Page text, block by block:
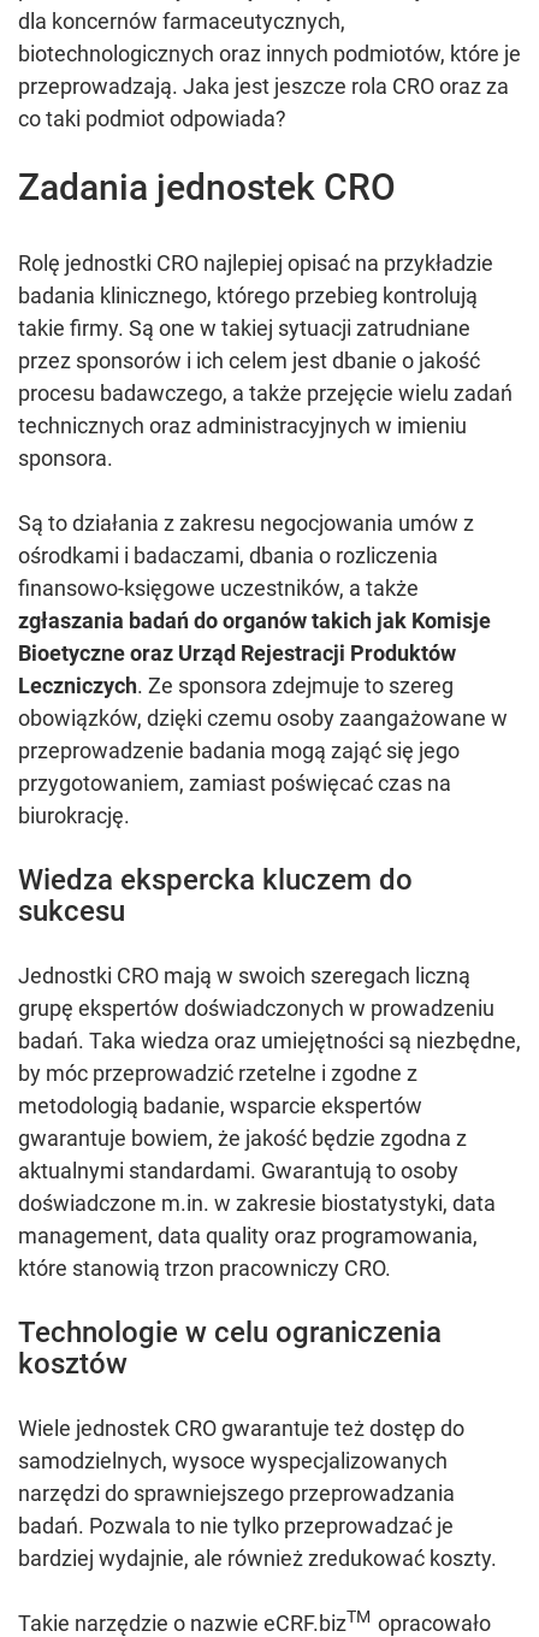
dla koncernów farmaceutycznych,
biotechnologicznych oraz innych podmiotów, które je
przeprowadzają. Jaka jest jeszcze rola CRO oraz za
co taki podmiot odpowiada?
Zadania jednostek CRO
Rolę jednostki CRO najlepiej opisać na przykładzie
badania klinicznego, którego przebieg kontrolują
takie firmy. Są one w takiej sytuacji zatrudniane
przez sponsorów i ich celem jest dbanie o jakość
procesu badawczego, a także przejęcie wielu zadań
technicznych oraz administracyjnych w imieniu
sponsora.
Są to działania z zakresu negocjowania umów z
ośrodkami i badaczami, dbania o rozliczenia
finansowo-księgowe uczestników, a także
zgłaszania badań do organów takich jak Komisje
Bioetyczne oraz Urząd Rejestracji Produktów
Leczniczych. Ze sponsora zdejmuje to szereg
obowiązków, dzięki czemu osoby zaangażowane w
przeprowadzenie badania mogą zająć się jego
przygotowaniem, zamiast poświęcać czas na
biurokrację.
Wiedza ekspercka kluczem do
sukcesu
Jednostki CRO mają w swoich szeregach liczną
grupę ekspertów doświadczonych w prowadzeniu
badań. Taka wiedza oraz umiejętności są niezbędne,
by móc przeprowadzić rzetelne i zgodne z
metodologią badanie, wsparcie ekspertów
gwarantuje bowiem, że jakość będzie zgodna z
aktualnymi standardami. Gwarantują to osoby
doświadczone m.in. w zakresie biostatystyki, data
management, data quality oraz programowania,
które stanowią trzon pracowniczy CRO.
Technologie w celu ograniczenia
kosztów
Wiele jednostek CRO gwarantuje też dostęp do
samodzielnych, wysoce wyspecjalizowanych
narzędzi do sprawniejszego przeprowadzania
badań. Pozwala to nie tylko przeprowadzać je
bardziej wydajnie, ale również zredukować koszty.
Takie narzędzie o nazwie eCRF.bizTM opracowało